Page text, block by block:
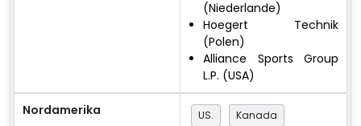
(Niederlande)
Hoegert Technik
(Polen)
Alliance Sports Group
L.P. (USA)
Nordamerika US.
Kanada